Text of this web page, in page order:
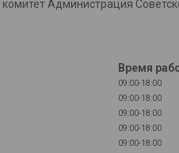
Администрация
Время
09:00-18:00
09:00-18:00
09:00-18:00
09:00-18:00
09:00-18:00